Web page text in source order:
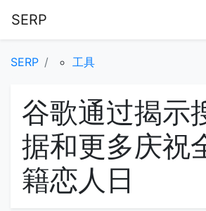
SERP
SERP 工具
谷歌通过揭示
据和更多庆祝
籍恋人日